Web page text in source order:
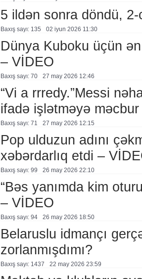
5 ildən sonra döndü,
Baxış sayı: 135 02 i̇yun 2026 11:30
Dünya Kuboku üçün
– VİDEO
Baxış sayı: 70 27 may 2026 12:46
“Vi a rrredy.”Messi
ifadə işlətməyə
Baxış sayı: 71 27 may 2026 12:15
Pop ulduzun adını
xəbərdarlıq etdi –
Baxış sayı: 99 26 may 2026 22:10
“Bəs yanımda kim
– VİDEO
Baxış sayı: 94 26 may 2026 18:50
Belaruslu idmançı
zorlanmışdımı?
Baxış sayı: 1437 22 may 2026 23:59